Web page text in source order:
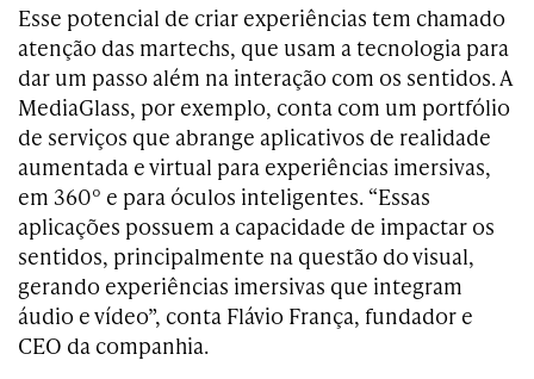
Esse potencial de criar experiências tem chamado
atenção das martechs, que usam a tecnologia para
dar um passo além na interação com os sentidos. A
MediaGlass, por exemplo, conta com um portfólio
de serviços que abrange aplicativos de realidade
aumentada e virtual para experiências imersivas,
em 360º e para óculos inteligentes. “Essas
aplicações possuem a capacidade de impactar os
sentidos, principalmente na questão do visual,
gerando experiências imersivas que integram
áudio e vídeo”, conta Flávio França, fundador e
CEO da companhia.